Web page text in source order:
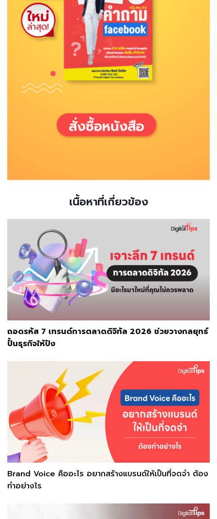
เนื้อหาที่เกี่ยวข้อง
ถอดรหัส 7 เทรนด์การตลาดดิจิทัล 2026 ช่วยวางกลยุทธ์
ปั้นธุรกิจให้ปัง
Brand Voice คืออะไร อยากสร้างแบรนด์ให้เป็นที่จดจำ ต้อง
ทำอย่างไร